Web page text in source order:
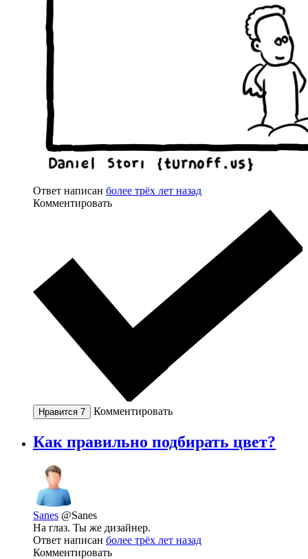
Ответ написан более трёх лет назад
Комментировать
Нравится 7 Комментировать
Как правильно подбирать цвет?
Sanes @Sanes
На глаз. Ты же дизайнер.
Ответ написан более трёх лет назад
Комментировать